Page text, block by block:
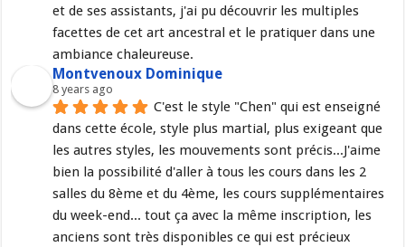
et de ses assistants, j'ai pu découvrir les multiples
facettes de cet art ancestral et le pratiquer dans une
ambiance chaleureuse.
Montvenoux Dominique
8 years ago
C'est le style "Chen" qui est enseigné
dans cette école, style plus martial, plus exigeant que
les autres styles, les mouvements sont précis...J'aime
bien la possibilité d'aller à tous les cours dans les 2
salles du 8ème et du 4ème, les cours supplémentaires
du week-end... tout ça avec la même inscription, les
anciens sont très disponibles ce qui est précieux